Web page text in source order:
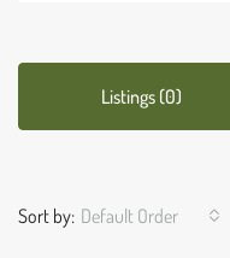
Listings (0)
Sort by: Default Order